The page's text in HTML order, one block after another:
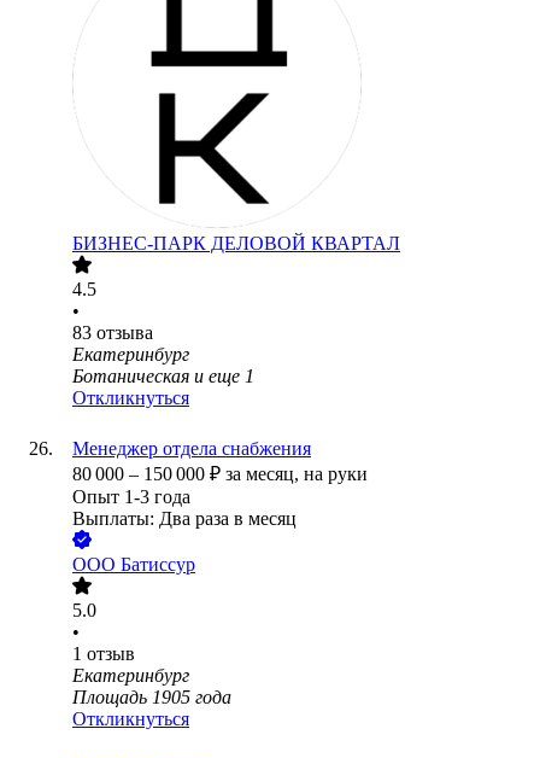
БИЗНЕС-ПАРК ДЕЛОВОЙ КВАРТАЛ
4.5
•
83 отзыва
Екатеринбург
Ботаническая и еще 1
Откликнуться
Менеджер отдела снабжения
80 000 – 150 000 ₽ за месяц, на руки
Опыт 1-3 года
Выплаты: Два раза в месяц
ООО Батиссур
5.0
•
1 отзыв
Екатеринбург
Площадь 1905 года
Откликнуться